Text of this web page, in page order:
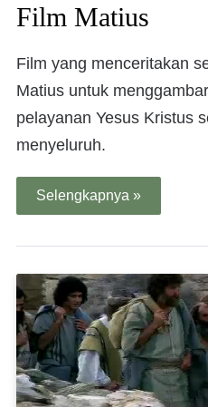
Film Matius
Film yang menceritakan
Matius untuk
pelayanan Yesus Kristus
menyeluruh.
Selengkapnya »